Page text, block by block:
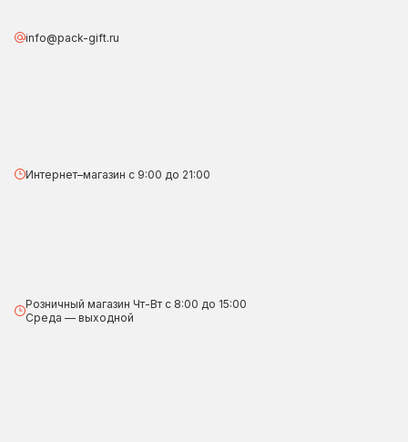
info@pack-gift.ru
Интернет–магазин с 9:00 до 21:00
Розничный магазин Чт-Вт с 8:00 до 15:00
Среда — выходной